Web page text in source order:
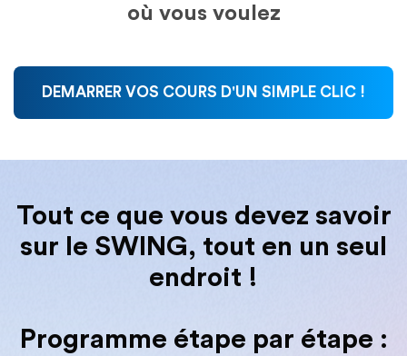
où vous voulez
DEMARRER VOS COURS D'UN SIMPLE CLIC !
Tout ce que vous devez savoir
sur le SWING, tout en un seul
endroit !
Programme étape par étape :